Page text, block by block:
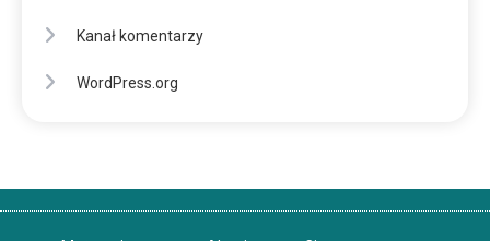
Kanał komentarzy
WordPress.org